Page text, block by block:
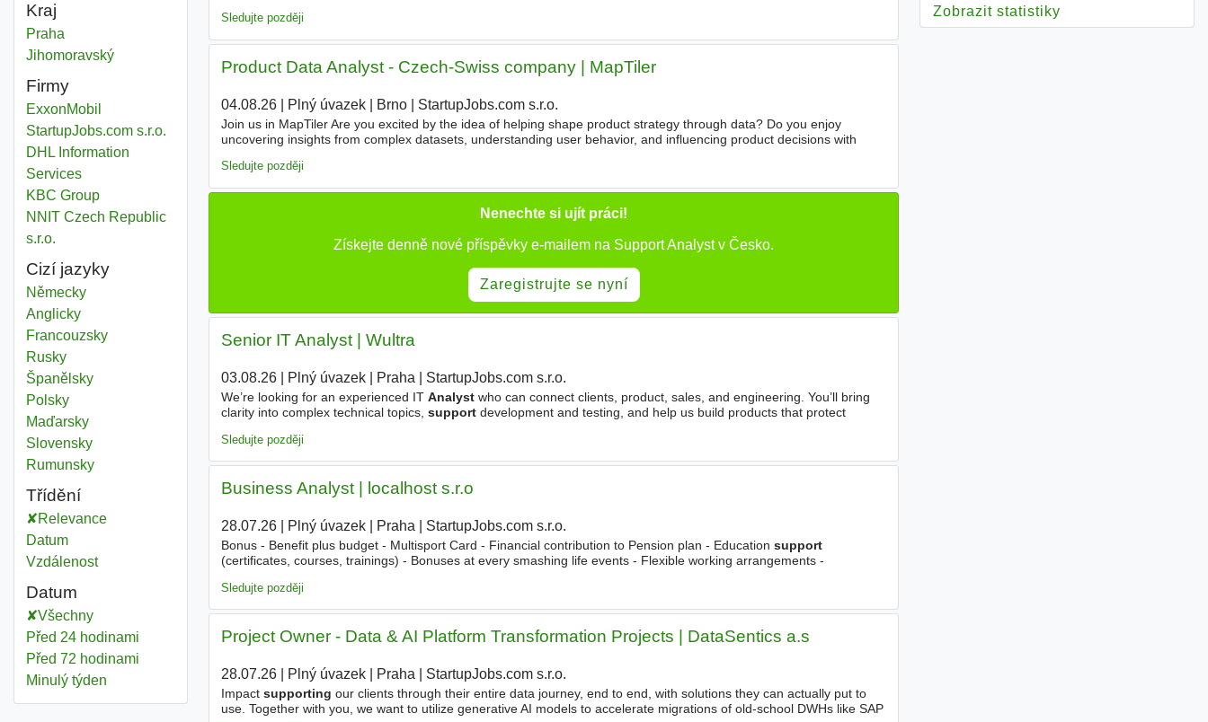
Kraj
Support analyst
Praha
Support analyst
JihomoravskýKraj
Firmy
ExxonMobil
StartupJobs.com s.r.o.
DHL Information
Services
KBC Group
NNIT Czech Republic
s.r.o.
Cizí jazyky
Německy
Anglicky
Francouzsky
Rusky
Španělsky
Polsky
Maďarsky
Slovensky
Rumunsky
Třídění
Relevance
Datum
Vzdálenost
Datum
Všechny
Před 24 hodinami
Před 72 hodinami
Minulý týden
Sledujte později
Product Data Analyst - Czech-Swiss company | MapTiler
04.08.26| Plný úvazek| Brno| StartupJobs.com s.r.o.
Join us in MapTiler Are you excited by the idea of helping shape product strategy through data? Do you enjoy
uncovering insights from complex datasets, understanding user behavior, and influencing product decisions with
Sledujte později
Nenechte si ujít práci!
Získejte denně nové příspěvky e-mailem na Support Analyst v Česko.
Zaregistrujte se nyní
Senior IT Analyst | Wultra
03.08.26| Plný úvazek| Praha StartupJobs.com s.r.o.
We’re looking for an experienced IT Analystwho can connect clients, product, sales, and engineering. You’ll bring
clarity into complex technical topics, supportdevelopment and testing, and help us build products that protect
Sledujte později
Business Analyst | localhost s.r.o
28.07.26| Plný úvazek| Praha StartupJobs.com s.r.o.
Bonus - Benefit plus budget - Multisport Card - Financial contribution to Pension plan - Education support
(certificates, courses, trainings) - Bonuses at every smashing life events - Flexible working arrangements -
Sledujte později
Project Owner - Data & AI Platform Transformation Projects | DataSentics a.s
28.07.26| Plný úvazek| Praha StartupJobs.com s.r.o.
Impact supporting our clients through their entire data journey, end to end, with solutions they can actually put to
use. Together with you, we want to utilize generative AI models to accelerate migrations of old-school DWHs like SAP
Zobrazit statistiky